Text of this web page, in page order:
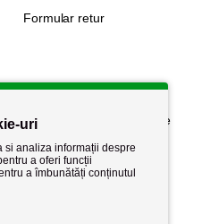
Formular retur
Politica de confidențialitate
Politica de retur
Termeni si conditii
uri
si analiza informații despre
a oferi funcții
a îmbunătăți conținutul